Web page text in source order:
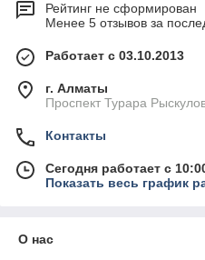
Рейтинг не сформирован
Менее 5 отзывов за
Работает с 03.10.2013
г. Алматы
Проспект Турара
Контакты
Сегодня работает с
Показать весь график
О нас